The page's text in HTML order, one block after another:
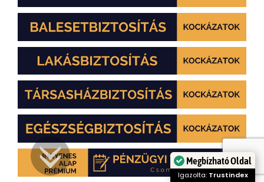
Megbízható Oldal
Igazolta: Trustindex